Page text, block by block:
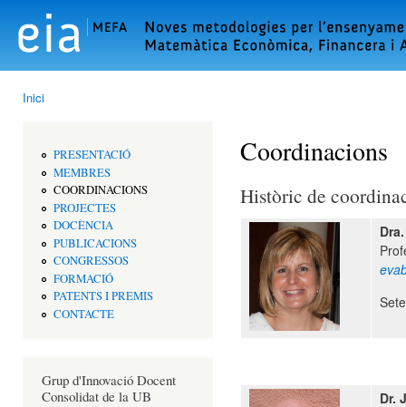
Inici
PRESENTACIÓ
MEMBRES
COORDINACIONS
PROJECTES
DOCÈNCIA
PUBLICACIONS
CONGRESSOS
FORMACIÓ
PATENTS I PREMIS
CONTACTE
Grup d'Innovació Docent
Consolidat de la UB
Coordinacions
Històric de
Dr.